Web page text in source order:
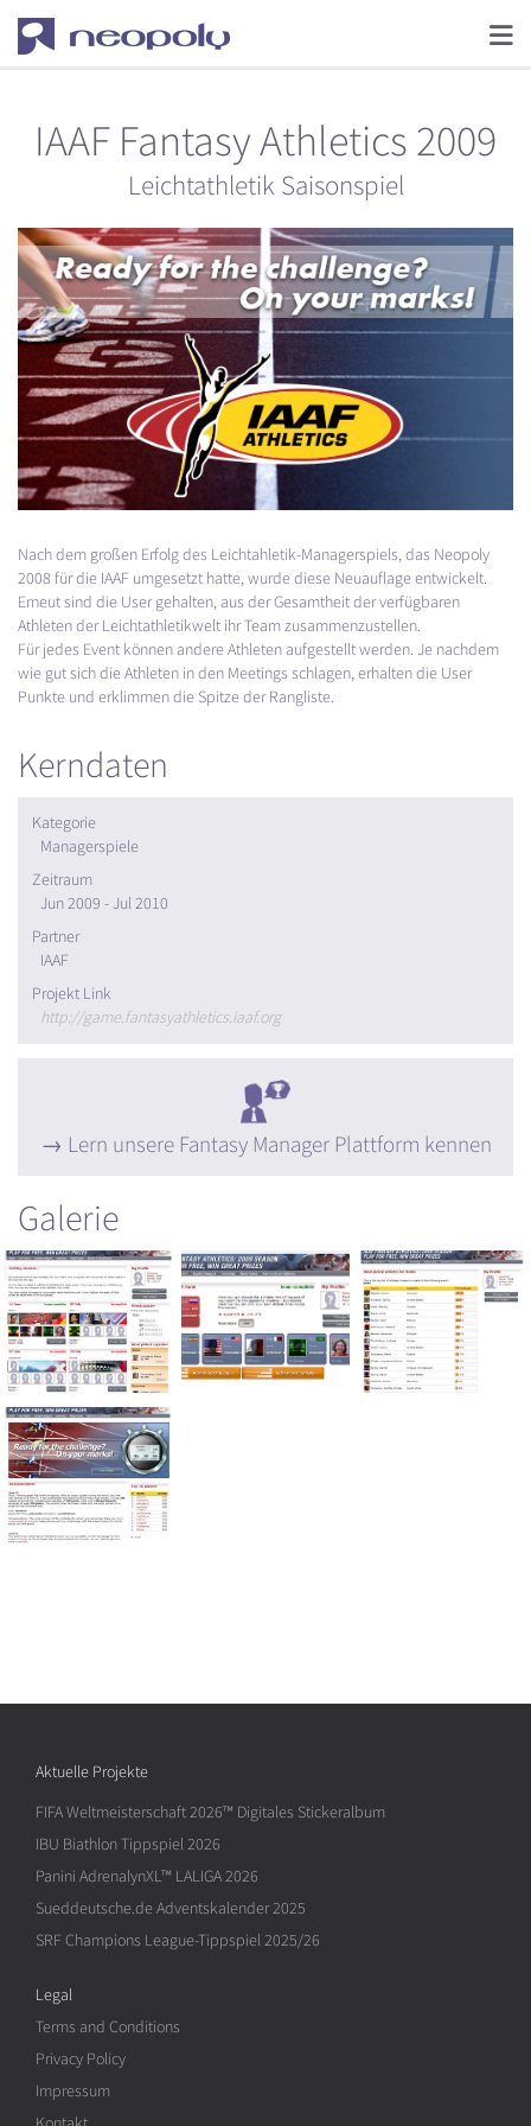
IAAF Fantasy Athletics 2009
Leichtathletik Saisonspiel
Nach dem großen Erfolg des Leichtahletik-Managerspiels, das Neopoly
2008 für die IAAF umgesetzt hatte, wurde diese Neuauflage entwickelt.
Erneut sind die User gehalten, aus der Gesamtheit der verfügbaren
Athleten der Leichtathletikwelt ihr Team zusammenzustellen.
Für jedes Event können andere Athleten aufgestellt werden. Je nachdem
wie gut sich die Athleten in den Meetings schlagen, erhalten die User
Punkte und erklimmen die Spitze der Rangliste.
Kerndaten
Kategorie
Managerspiele
Zeitraum
Jun 2009 - Jul 2010
Partner
IAAF
Projekt Link
http://game.fantasyathletics.iaaf.org
Lern unsere Fantasy Manager Plattform kennen
Galerie
Aktuelle Projekte
FIFA Weltmeisterschaft 2026™ Digitales Stickeralbum
IBU Biathlon Tippspiel 2026
Panini AdrenalynXL™ LALIGA 2026
Sueddeutsche.de Adventskalender 2025
SRF Champions League-Tippspiel 2025/26
Legal
Terms and Conditions
Privacy Policy
Impressum